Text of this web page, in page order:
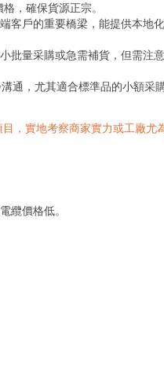
，確保貨源正宗。
客戶的重要橋梁，能提供本地
批量采購或急需補貨，但需注
通，尤其適合標準品的小額采
，實地考察商家實力或工廠尤
纜價格低。